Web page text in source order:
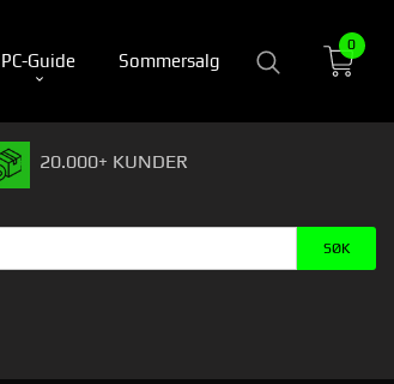
PC-Guide Sommersalg
0
20.000+ KUNDER